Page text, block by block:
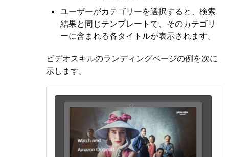
ユーザーがカテゴリーを選択すると、検索
結果と同じテンプレートで、そのカテゴリ
ーに含まれる各タイトルが表示されます。
ビデオスキルのランディングページの例を次に
示します。